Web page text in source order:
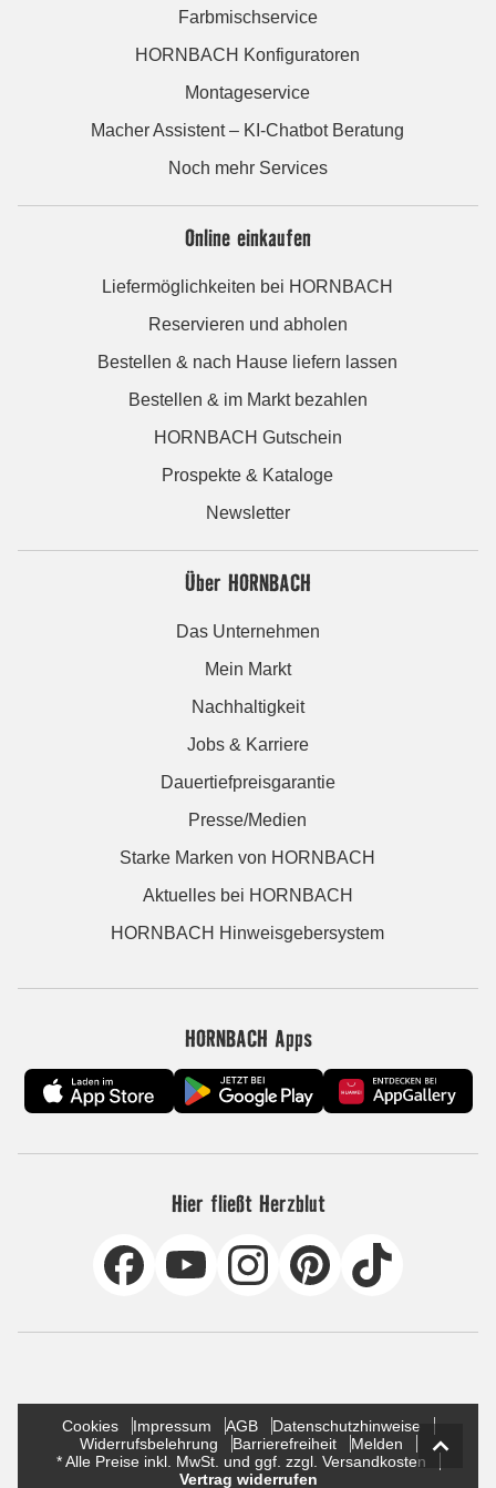
Farbmischservice
HORNBACH Konfiguratoren
Montageservice
Macher Assistent – KI-Chatbot Beratung
Noch mehr Services
Online einkaufen
Liefermöglichkeiten bei HORNBACH
Reservieren und abholen
Bestellen & nach Hause liefern lassen
Bestellen & im Markt bezahlen
HORNBACH Gutschein
Prospekte & Kataloge
Newsletter
Über HORNBACH
Das Unternehmen
Mein Markt
Nachhaltigkeit
Jobs & Karriere
Dauertiefpreisgarantie
Presse/Medien
Starke Marken von HORNBACH
Aktuelles bei HORNBACH
HORNBACH Hinweisgebersystem
HORNBACH Apps
Hier fließt Herzblut
Cookies Impressum AGB
Datenschutzhinweise
Widerrufsbelehrung
Barrierefreiheit
Melden
* Alle Preise inkl. MwSt. und ggf. zzgl. Versandkosten
Vertrag widerrufen